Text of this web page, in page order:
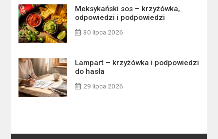
Meksykański sos – krzyżówka,
odpowiedzi i podpowiedzi
30 lipca 2026
Lampart – krzyżówka i podpowiedzi
do hasła
29 lipca 2026